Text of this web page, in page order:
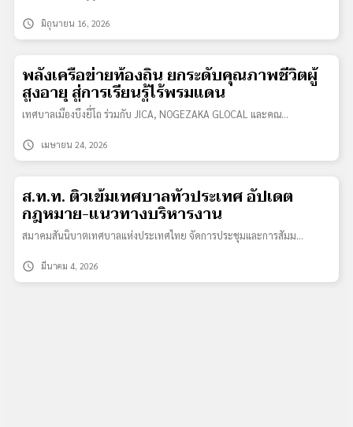
schedule มิถุนายน 16, 2026
พลังเครือข่ายท้องถิ่น ยกระดับคุณภาพชีวิตผู้
สูงอายุ สู่การเรียนรู้ไร้พรมแดน
เทศบาลเมืองบึงยี่โถ ร่วมกับ JICA, NOGEZAKA GLOCAL และคณ…
schedule เมษายน 24, 2026
ส.ท.ท. ติวเข้มเทศบาลทั่วประเทศ อัปเดต
กฎหมาย-แนวทางบริหารงาน
สมาคมสันนิบาตเทศบาลแห่งประเทศไทย จัดการประชุมและการสัมม…
schedule มีนาคม 4, 2026